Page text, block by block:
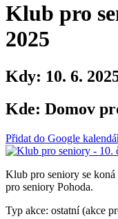
Klub pro
2025
Kdy: 10. 6.
Kde: Domov
Přidat do Google
Klub pro seniory se
pro seniory Pohoda.
Typ akce: ostatní (akce